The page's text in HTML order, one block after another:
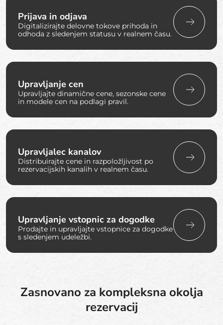
Prijava in odjava
Digitalizirajte delovne tokove prihoda in
odhoda z sledenjem statusu v realnem času.
Upravljanje cen
Upravljajte dinamične cene, sezonske cene
in modele cen na podlagi pravil.
Upravljalec kanalov
Distribuirajte cene in razpoložljivost po
rezervacijskih kanalih v realnem času.
Upravljanje vstopnic za dogodke
Prodajte in upravljajte vstopnice za dogodke
s sledenjem udeležbi.
Zasnovano za kompleksna okolja
rezervacij